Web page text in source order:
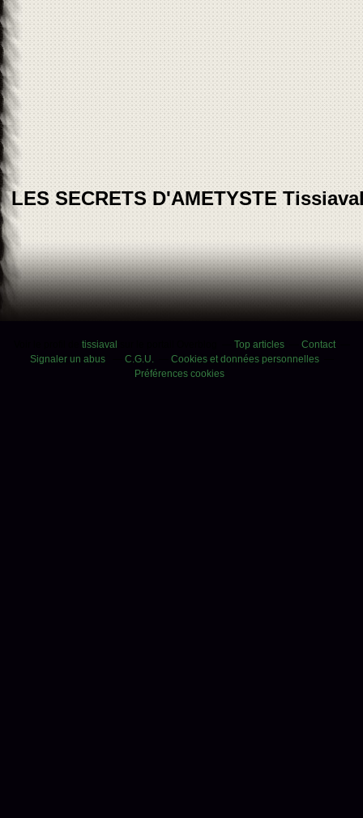
LES SECRETS D'AMETYSTE
tissiaval Top articles
Contact
Signaler un abus
C.G.U.
Cookies et données personnelles
Préférences cookies